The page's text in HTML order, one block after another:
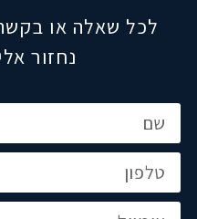
לכל שאלה או
נחזור